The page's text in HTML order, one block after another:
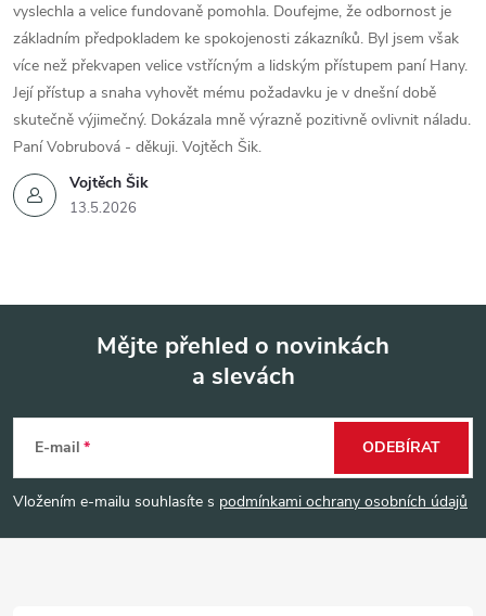
Vojtěch Šik
13.5.2026
vyslechla a velice fundovaně pomohla. Doufejme, že odbornost je
základním předpokladem ke spokojenosti zákazníků. Byl jsem však
více než překvapen velice vstřícným a lidským přístupem paní Hany.
Její přístup a snaha vyhovět mému požadavku je v dnešní době
skutečně výjimečný. Dokázala mně výrazně pozitivně ovlivnit náladu.
Paní Vobrubová - děkuji. Vojtěch Šik.
p
Mějte přehled o novinkách
a slevách
E-mail
Vložením e-mailu souhlasíte s podmínkami ochrany osobních údajů
ODEBÍRAT